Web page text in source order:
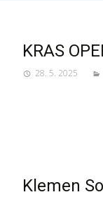
KRAS
28. 5. 2025
Klemen